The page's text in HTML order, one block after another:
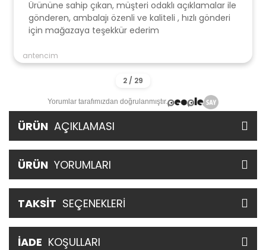
Ürününe sahip çıkan, müşteri odaklı açıklamalar ile
gönderen, ambalajı özenli ve kaliteli , hızlı gönderi
için mağazaya teşekkür ederim
antencim
Yorumlar tarafımızdan doğrulanmıştır.
ÜRÜN AÇIKLAMASI
ÜRÜN YORUMLARI
TAKSİT SEÇENEKLERİ
İADE KOŞULLARI